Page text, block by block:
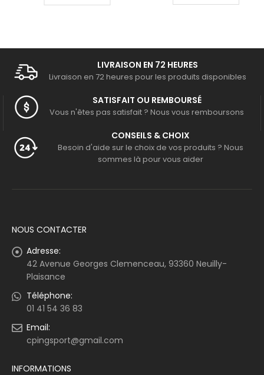
LIVRAISON EN 72 HEURES
Livraison en 72 heures pour les produits disponibles
SATISFAIT OU REMBOURSÉ
Vous n'êtes pas satisfait ? Nous vous remboursons
CONSEILS & CHOIX
Besoin d'aide sur le choix de vos produits ? Nous
sommes là pour vous aider
NOUS CONTACTER
Adresse:
42 Avenue Georges Clemenceau, 93360 Neuilly-
Plaisance
Téléphone:
01 41 54 36 83
Email:
cpingsport@gmail.com
INFORMATIONS